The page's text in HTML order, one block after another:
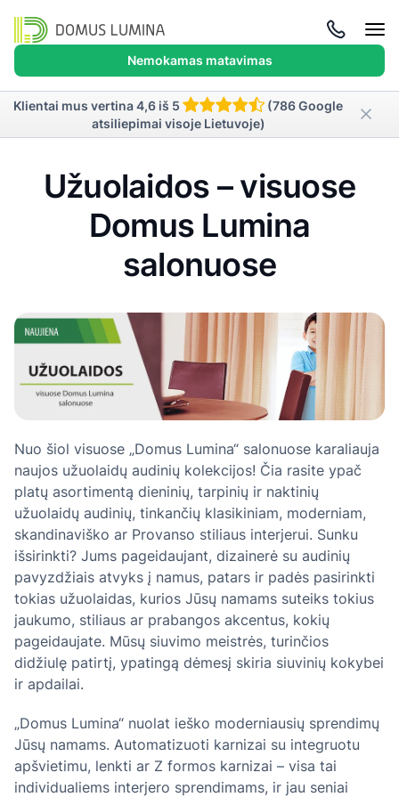
Nemokamas matavimas
Klientai mus vertina 4,6 iš 5
(786 Google
atsiliepimai visoje Lietuvoje)
Užuolaidos – visuose
Domus Lumina
salonuose
Nuo šiol visuose „Domus Lumina“ salonuose karaliauja
naujos užuolaidų audinių kolekcijos! Čia rasite ypač
platų asortimentą dieninių, tarpinių ir naktinių
užuolaidų audinių, tinkančių klasikiniam, moderniam,
skandinaviško ar Provanso stiliaus interjerui. Sunku
išsirinkti? Jums pageidaujant, dizainerė su audinių
pavyzdžiais atvyks į namus, patars ir padės pasirinkti
tokias užuolaidas, kurios Jūsų namams suteiks tokius
jaukumo, stiliaus ar prabangos akcentus, kokių
pageidaujate. Mūsų siuvimo meistrės, turinčios
didžiulę patirtį, ypatingą dėmesį skiria siuvinių kokybei
ir apdailai.
„Domus Lumina“ nuolat ieško moderniausių sprendimų
Jūsų namams. Automatizuoti karnizai su integruotu
apšvietimu, lenkti ar Z formos karnizai – visa tai
individualiems interjero sprendimams, ir jau seniai